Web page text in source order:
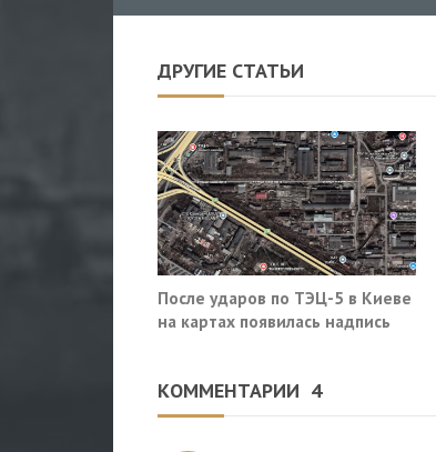
ДРУГИЕ СТАТЬИ
После ударов по ТЭЦ-5 в Киеве
на картах появилась надпись
КОММЕНТАРИИ 4